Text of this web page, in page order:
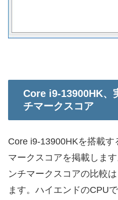
Core i9-13900HK、
チマークスコア
Core i9-13900HKを搭載
マークスコアを掲載しま
ンチマークスコアの比較
ます。ハイエンドのCPU